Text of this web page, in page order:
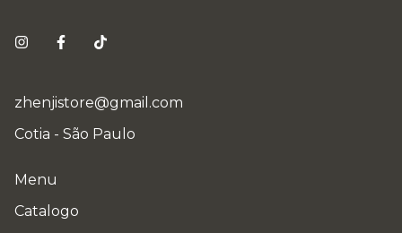
zhenjistore@gmail.com
Cotia - São Paulo
Menu
Catalogo